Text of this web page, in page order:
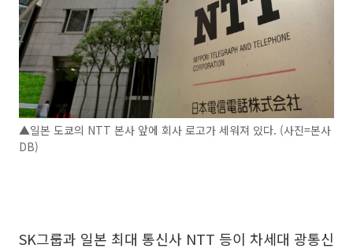
▲일본 도쿄의 NTT 본사 앞에 회사 로고가 세워져 있다. (사진=본사
DB)
SK그룹과 일본 최대 통신사 NTT 등이 차세대 광통신